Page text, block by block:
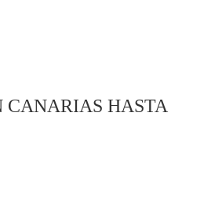
CANARIAS HASTA